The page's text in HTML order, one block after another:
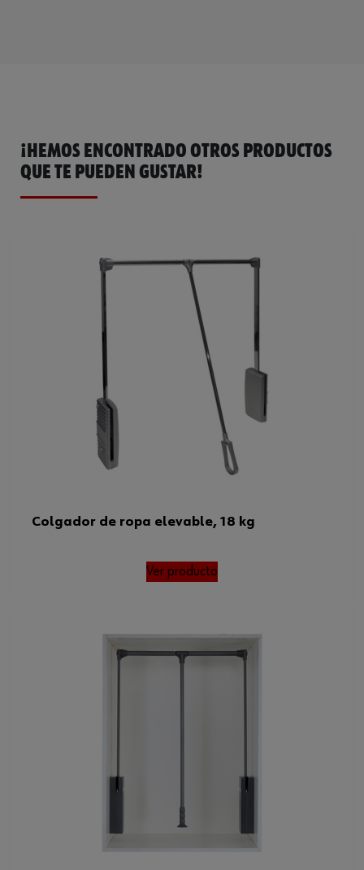
¡HEMOS ENCONTRADO OTROS PRODUCTOS
QUE TE PUEDEN GUSTAR!
Colgador de ropa elevable, 18 kg
Ver producto